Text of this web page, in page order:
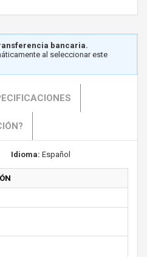
bancaria.
al seleccionar este
Idioma: Español